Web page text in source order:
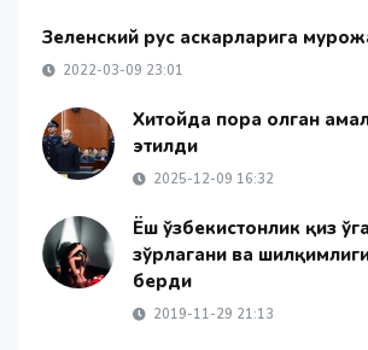
Зеленский рус аскарларига
2022-03-09 23:01
Хитойда пора олган
этилди
2025-12-09 16:32
Ёш ўзбекистонлик қиз
зўрлагани ва
берди
2019-11-29 21:13